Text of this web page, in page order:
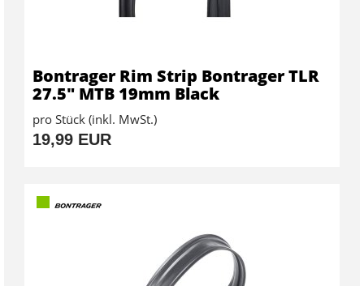
Bontrager Rim Strip Bontrager TLR
27.5" MTB 19mm Black
pro Stück (inkl. MwSt.)
19,99 EUR